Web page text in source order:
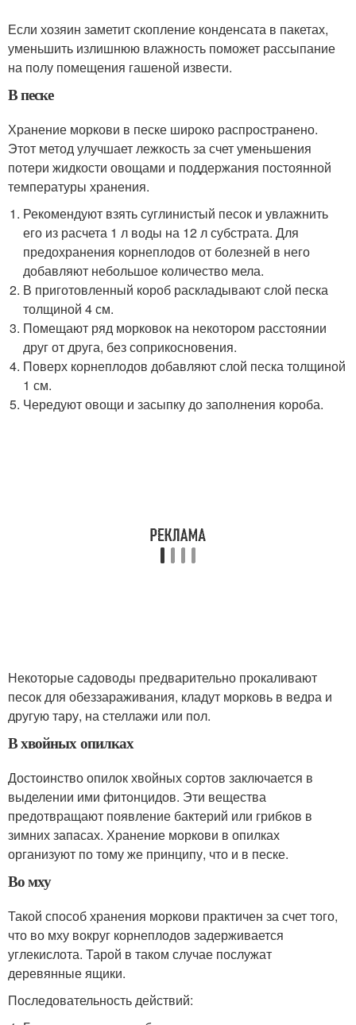
Если хозяин заметит скопление конденсата в пакетах,
уменьшить излишнюю влажность поможет рассыпание
на полу помещения гашеной извести.
В песке
Хранение моркови в песке широко распространено.
Этот метод улучшает лежкость за счет уменьшения
потери жидкости овощами и поддержания постоянной
температуры хранения.
Рекомендуют взять суглинистый песок и увлажнить
его из расчета 1 л воды на 12 л субстрата. Для
предохранения корнеплодов от болезней в него
добавляют небольшое количество мела.
В приготовленный короб раскладывают слой песка
толщиной 4 см.
Помещают ряд морковок на некотором расстоянии
друг от друга, без соприкосновения.
Поверх корнеплодов добавляют слой песка толщиной
1 см.
Чередуют овощи и засыпку до заполнения короба.
Некоторые садоводы предварительно прокаливают
песок для обеззараживания, кладут морковь в ведра и
другую тару, на стеллажи или пол.
В хвойных опилках
Достоинство опилок хвойных сортов заключается в
выделении ими фитонцидов. Эти вещества
предотвращают появление бактерий или грибков в
зимних запасах. Хранение моркови в опилках
организуют по тому же принципу, что и в песке.
Во мху
Такой способ хранения моркови практичен за счет того,
что во мху вокруг корнеплодов задерживается
углекислота. Тарой в таком случае послужат
деревянные ящики.
Последовательность действий: